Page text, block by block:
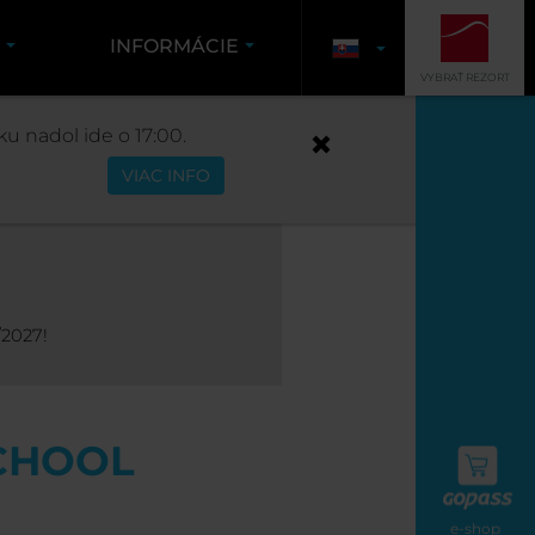
e-shop
INFORMÁCIE
VYBRAŤ REZORT
nadol ide o 17:00.
VIAC INFO